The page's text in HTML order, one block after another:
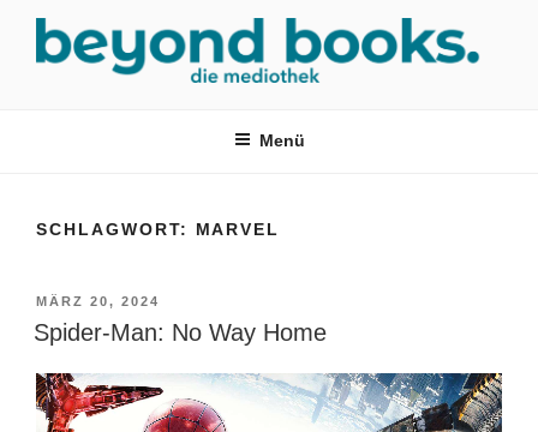
springen
Menü
SCHLAGWORT: MARVEL
VERÖFFENTLICHT
AM
MÄRZ 20, 2024
Spider-Man: No Way Home